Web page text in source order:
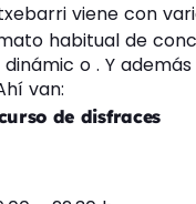
viene con
habitual de
o . Y
van:
de disfraces